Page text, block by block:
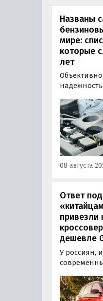
Названы
мире:
которые
лет
поскольку
прямо
Autonews
надежных
моторов,
08 августа
Ответ
привезли
дешевле
У россиян,
доступной
еще один